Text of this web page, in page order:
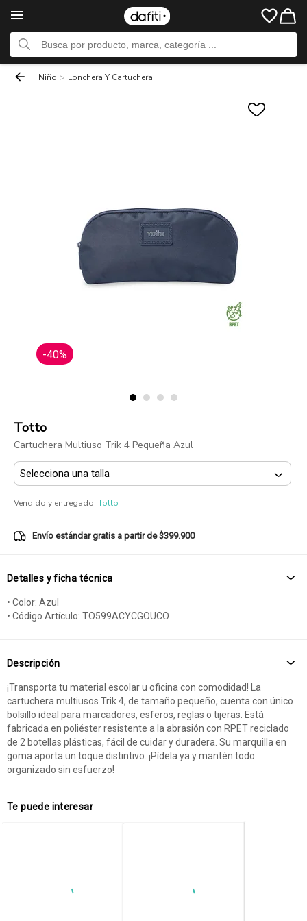
Niño > Lonchera Y Cartuchera
-40%
Totto
Cartuchera Multiuso Trik 4 Pequeña Azul
Vendido y entregado: Totto
Envío estándar gratis a partir de $399.900
Detalles y ficha técnica
• Color: Azul
• Código Artículo: TO599ACYCGOUCO
Descripción
¡Transporta tu material escolar u oficina con comodidad! La
cartuchera multiusos Trik 4, de tamaño pequeño, cuenta con único
bolsillo ideal para marcadores, esferos, reglas o tijeras. Está
fabricada en poliéster resistente a la abrasión con RPET reciclado
de 2 botellas plásticas, fácil de cuidar y duradera. Su marquilla en
goma aporta un toque distintivo. ¡Pídela ya y mantén todo
organizado sin esfuerzo!
Te puede interesar